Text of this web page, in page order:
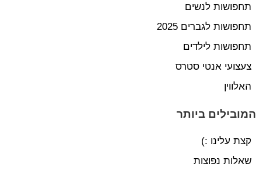
תחפושות לנשים
תחפושות לגברים 2025
תחפושות לילדים
צעצועי אנטי סטרס
האלווין
המובילים ביותר
קצת עלינו :)
שאלות נפוצות